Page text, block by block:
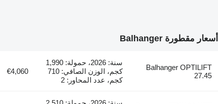
أسعار مقطورة Balhanger
Balhanger OPTILIFT
27.45
سنة: 2026، حمولة: 1,990
كجم، الوزن الصافي: 710
كجم، عدد المحاور: 2
€4,060